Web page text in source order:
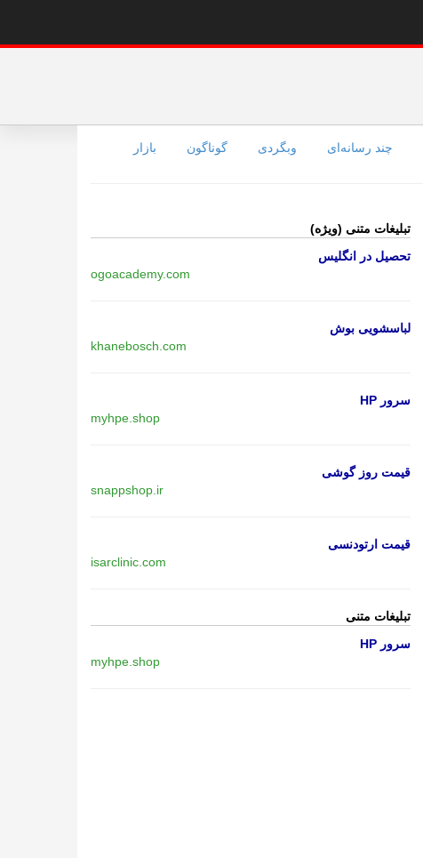
چند رسانه‌ای وبگردی گوناگون بازار
تبلیغات متنی (ویژه)
تحصیل در انگلیس
ogoacademy.com
لباسشویی بوش
khanebosch.com
سرور HP
myhpe.shop
قیمت روز گوشی
snappshop.ir
قیمت ارتودنسی
isarclinic.com
تبلیغات متنی
سرور HP
myhpe.shop